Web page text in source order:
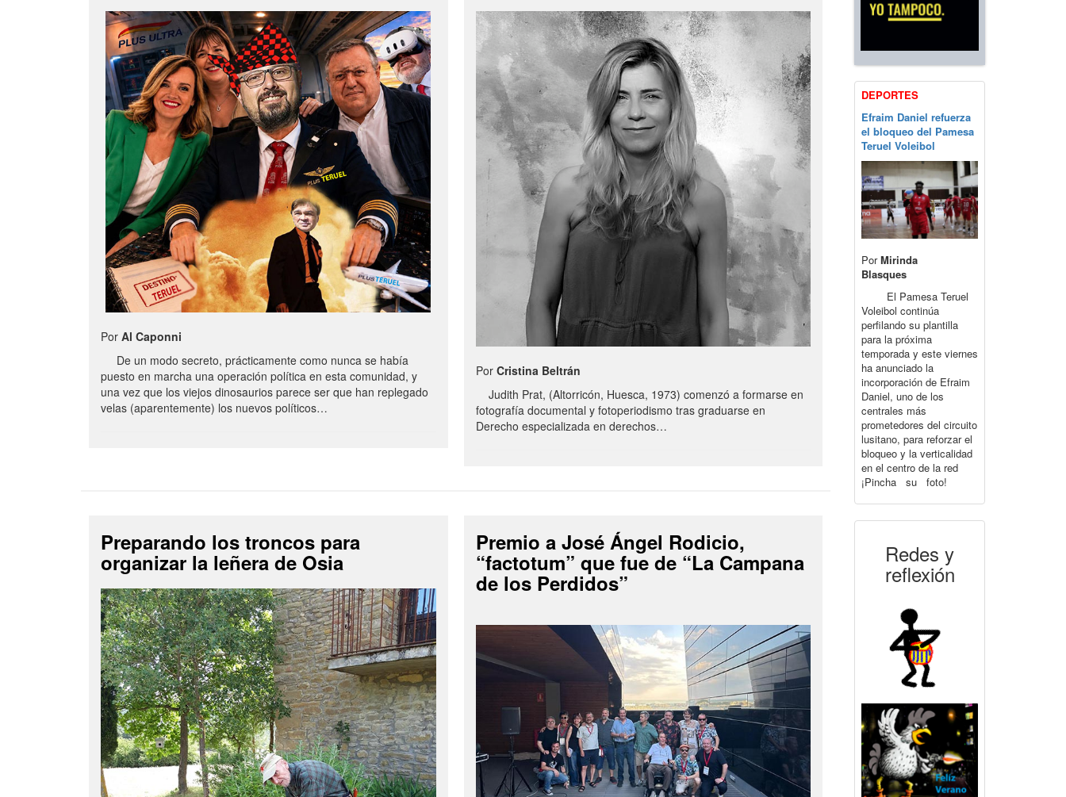
Por Al Caponni
De un modo secreto, prácticamente como nunca se había
puesto en marcha una operación política en esta comunidad, y
una vez que los viejos dinosaurios parece ser que han replegado
velas (aparentemente) los nuevos políticos…
PorCristina Beltrán
Judith Prat, (Altorricón, Huesca, 1973) comenzó a formarse en
fotografía documental y fotoperiodismo tras graduarse en
Derecho especializada en derechos…
Preparando los troncos para
organizar la leñera de Osia
Premio a José Ángel Rodicio,
“factotum” que fue de “La Campana
de los Perdidos”
DEPORTES
Efraim Daniel refuerza
el bloqueo del Pamesa
Teruel Voleibol
PorMirinda
Blasques
El Pamesa Teruel
Voleibol continúa
perfilando su plantilla
para la próxima
temporada y este viernes
ha anunciado la
incorporación de Efraim
Daniel, uno de los
centrales más
prometedores del circuito
lusitano, para reforzar el
bloqueo y la verticalidad
en el centro de la red
¡Pincha su foto!
Redes y
reflexión